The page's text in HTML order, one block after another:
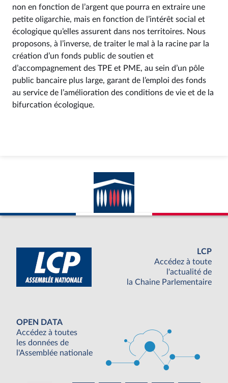
non en fonction de l’argent que pourra en extraire une
petite oligarchie, mais en fonction de l’intérêt social et
écologique qu’elles assurent dans nos territoires. Nous
proposons, à l’inverse, de traiter le mal à la racine par la
création d’un fonds public de soutien et
d’accompagnement des TPE et PME, au sein d’un pôle
public bancaire plus large, garant de l’emploi des fonds
au service de l’amélioration des conditions de vie et de la
bifurcation écologique.
LCP
Accédez à toute
l'actualité de
la Chaine Parlementaire
OPEN DATA
Accédez à toutes
les données de
l'Assemblée nationale